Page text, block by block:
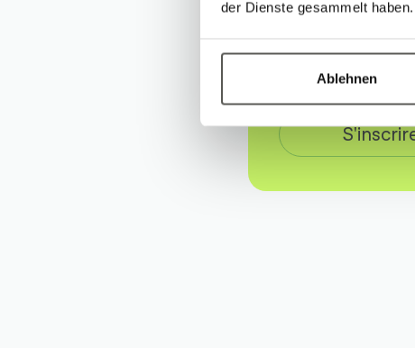
der Dienste gesammelt haben.
Ablehnen
Nouveaux cas,
newsletter